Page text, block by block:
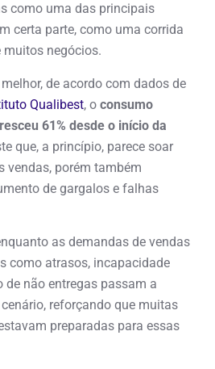
como uma das principais
certa parte, como uma corrida
muitos negócios.
de acordo com dados de
Qualibest, o consumo
61% desde o início da
que, a princípio, parece soar
vendas, porém também
de gargalos e falhas
as demandas de vendas
como atrasos, incapacidade
de não entregas passam a
reforçando que muitas
preparadas para essas